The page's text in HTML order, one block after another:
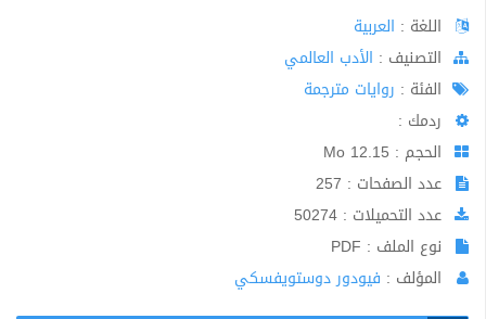
اللغة : العربية
اﻟﺘﺼﻨﻴﻒ : الأدب العالمي
الفئة : روايات مترجمة
ردمك :
الحجم : 12.15 Mo
عدد الصفحات : 257
عدد التحميلات : 50274
نوع الملف : PDF
المؤلف : فيودور دوستويفسكي